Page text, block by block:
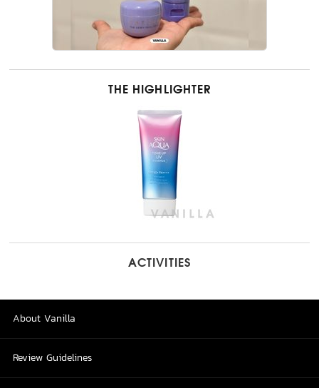
THE HIGHLIGHTER
ACTIVITIES
About Vanilla
Review Guidelines